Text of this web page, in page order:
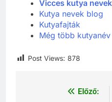
Vicces kutya nevek
Kutya nevek blog
Kutyafajták
Még több kutyanév
Post Views: 878
BejegyzésElőző: